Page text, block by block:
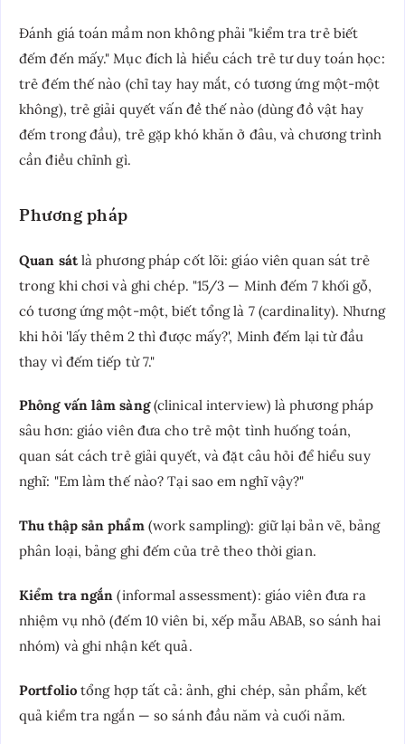
Đánh giá toán mầm non không phải "kiểm tra trẻ biết
đếm đến mấy." Mục đích là hiểu cách trẻ tư duy toán học:
trẻ đếm thế nào (chỉ tay hay mắt, có tương ứng một-một
không), trẻ giải quyết vấn đề thế nào (dùng đồ vật hay
đếm trong đầu), trẻ gặp khó khăn ở đâu, và chương trình
cần điều chỉnh gì.
Phương pháp
Quan sátlà phương pháp cốt lõi: giáo viên quan sát trẻ
trong khi chơi và ghi chép. "15/3 — Minh đếm 7 khối gỗ,
có tương ứng một-một, biết tổng là 7 (cardinality). Nhưng
khi hỏi 'lấy thêm 2 thì được mấy?', Minh đếm lại từ đầu
thay vì đếm tiếp từ 7."
Phỏng vấn lâm sàng(clinical interview) là phương pháp
sâu hơn: giáo viên đưa cho trẻ một tình huống toán,
quan sát cách trẻ giải quyết, và đặt câu hỏi để hiểu suy
nghĩ: "Em làm thế nào? Tại sao em nghĩ vậy?"
Thu thập sản phẩm(work sampling): giữ lại bản vẽ, bảng
phân loại, bảng ghi đếm của trẻ theo thời gian.
Kiểm tra ngắn (informal assessment): giáo viên đưa ra
nhiệm vụ nhỏ (đếm 10 viên bi, xếp mẫu ABAB, so sánh hai
nhóm) và ghi nhận kết quả.
Portfoliotổng hợp tất cả: ảnh, ghi chép, sản phẩm, kết
quả kiểm tra ngắn — so sánh đầu năm và cuối năm.